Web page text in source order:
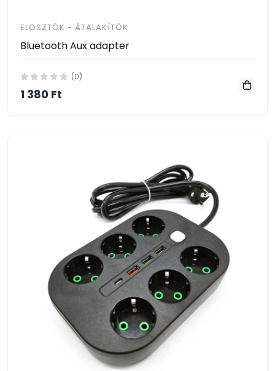
ELOSZTÓK - ÁTALAKÍTÓK
Bluetooth Aux adapter
(0)
1 380 Ft